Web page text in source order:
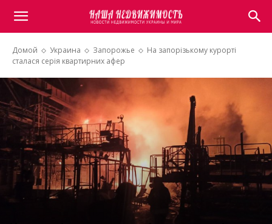
Домой Украина Запорожье
На запорізькому курорті
сталася серія квартирних афер